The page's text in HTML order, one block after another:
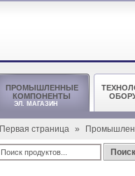
ПРОМЫШЛЕННЫЕ
КОМПОНЕНТЫ
ЭЛ. МАГАЗИН
Первая страница »
Поиск